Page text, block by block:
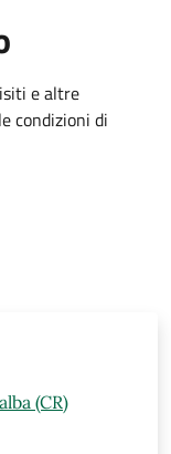
e altre
condizioni di
(CR)